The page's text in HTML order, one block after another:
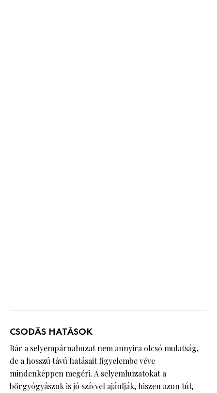
CSODÁS HATÁSOK
Bár a selyempárnahuzat nem annyira olcsó mulatság,
de a hosszú távú hatásait figyelembe véve
mindenképpen megéri. A selyemhuzatokat a
bőrgyógyászok is jó szívvel ajánlják, hiszen azon túl,